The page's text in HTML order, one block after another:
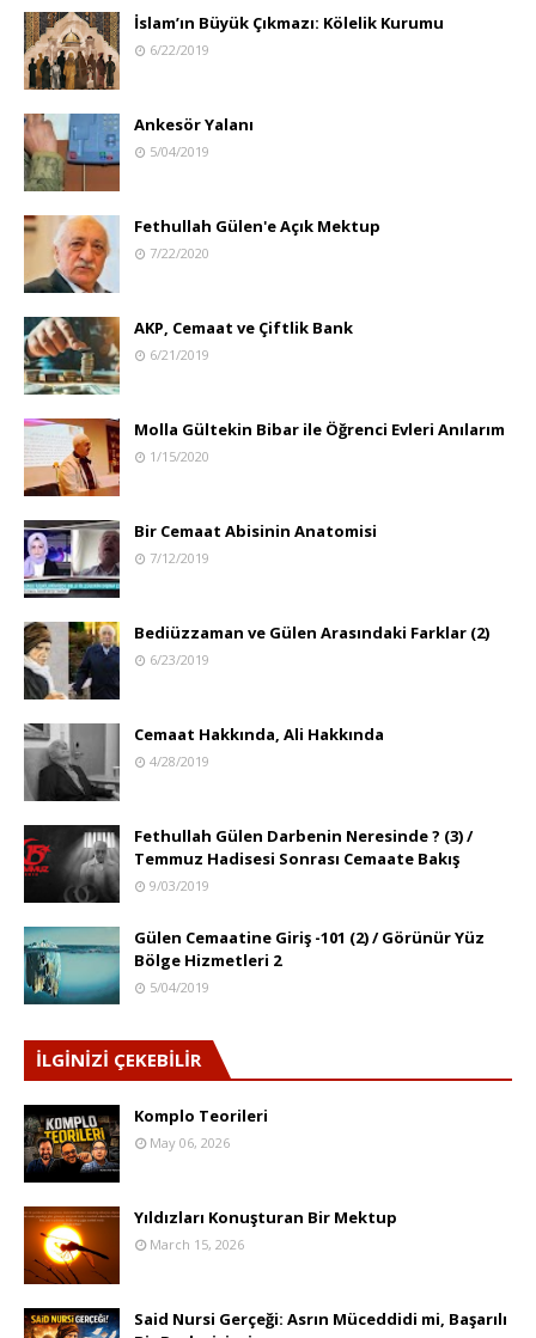
İslam’ın Büyük Çıkmazı: Kölelik Kurumu
6/22/2019
Ankesör Yalanı
5/04/2019
Fethullah Gülen'e Açık Mektup
7/22/2020
AKP, Cemaat ve Çiftlik Bank
6/21/2019
Molla Gültekin Bibar ile Öğrenci Evleri Anılarım
1/15/2020
Bir Cemaat Abisinin Anatomisi
7/12/2019
Bediüzzaman ve Gülen Arasındaki Farklar (2)
6/23/2019
Cemaat Hakkında, Ali Hakkında
4/28/2019
Fethullah Gülen Darbenin Neresinde ? (3) /
Temmuz Hadisesi Sonrası Cemaate Bakış
9/03/2019
Gülen Cemaatine Giriş -101 (2) / Görünür Yüz
Bölge Hizmetleri 2
5/04/2019
İLGİNİZİ ÇEKEBİLİR
Komplo Teorileri
May 06, 2026
Yıldızları Konuşturan Bir Mektup
March 15, 2026
Said Nursi Gerçeği: Asrın Müceddidi mi, Başarılı